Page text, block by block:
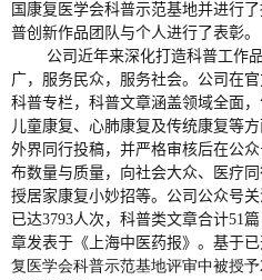
国康复医学会科普示范基地并进行
普创新作品团队与个人进行了表彰。
公司 近年来深化打造科普工作
广，服务民众，服务社会。公司在
科普专栏，科普文章涵盖领域全面
儿童康复、心肺康复及传统康复等
外界同行投稿，并严格审核后在公
布数量与质量，向社会大众、医疗
授居家康复小妙招等。公司公众号
已达3793人次，科普类文章合计51篇
章发表于《上海中医药报》。基于已
复医学会科普示范基地评审中被授予